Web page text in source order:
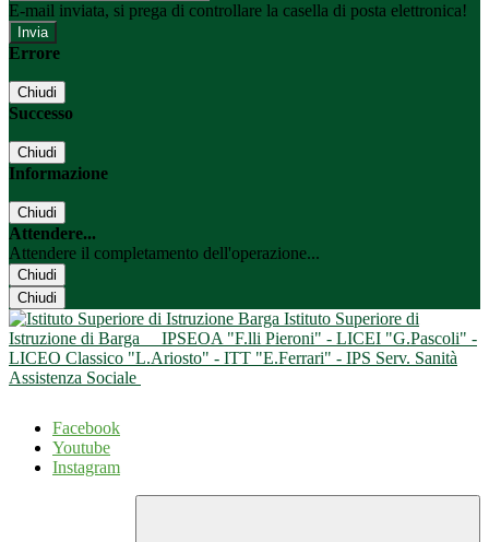
E-mail inviata, si prega di controllare la casella di posta elettronica!
Errore
Chiudi
Successo
Chiudi
Informazione
Chiudi
Attendere...
Attendere il completamento dell'operazione...
Chiudi
Chiudi
Istituto Superiore di
Istruzione di Barga
IPSEOA "F.lli Pieroni" - LICEI "G.Pascoli" -
LICEO Classico "L.Ariosto" - ITT "E.Ferrari" - IPS Serv. Sanità
Assistenza Sociale
Facebook
Youtube
Instagram